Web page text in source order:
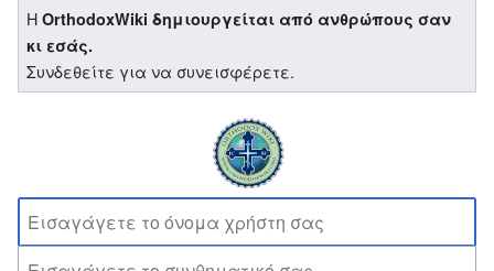
ΗOrthodoxWiki δημιουργείται από ανθρώπους σαν
κι εσάς.
Συνδεθείτε για να συνεισφέρετε.